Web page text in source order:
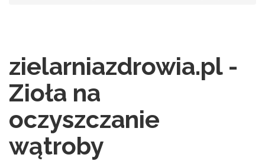
zielarniazdrowia.pl -
Zioła na
oczyszczanie
wątroby